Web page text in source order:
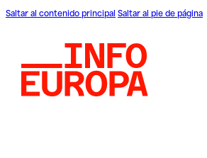
Saltar al contenido principal Saltar al pie de página